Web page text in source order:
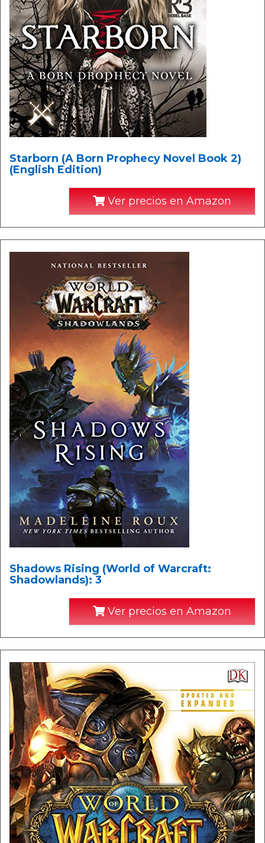
Starborn (A Born Prophecy Novel Book 2)
(English Edition)
Ver precios en Amazon
Shadows Rising (World of Warcraft:
Shadowlands): 3
Ver precios en Amazon